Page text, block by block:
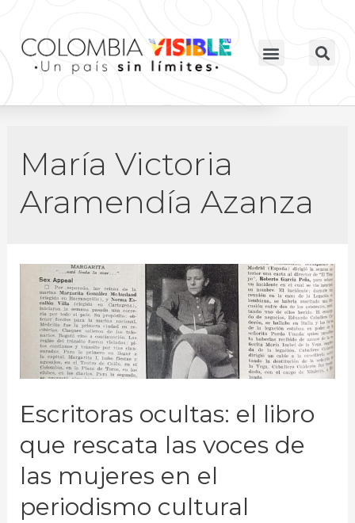
María Victoria
Aramendía Azanza
Escritoras ocultas: el libro
que rescata las voces de
las mujeres en el
periodismo cultural